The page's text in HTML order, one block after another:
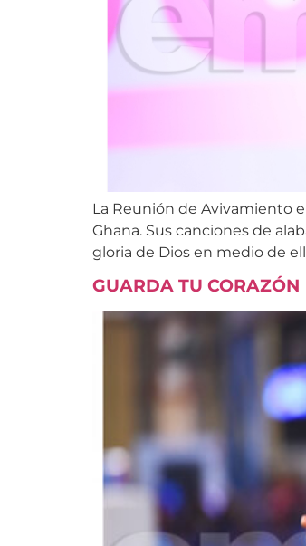
La Reunión de Avivamiento
Ghana. Sus canciones de
gloria de Dios en medio de
GUARDA TU CORAZÓN